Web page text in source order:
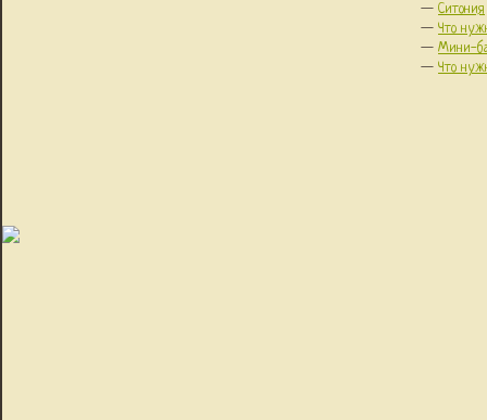
— Ситония
— Что
— Мини-
— Что